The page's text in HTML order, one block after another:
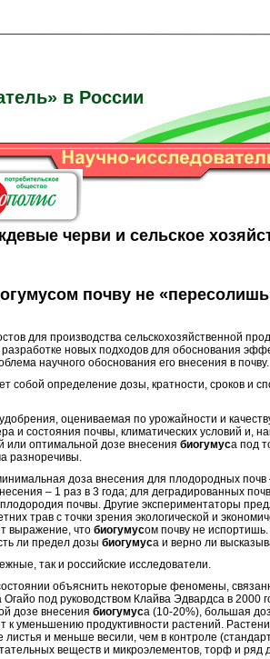
в России
черви и сельское
почву не
для производства сельскохозяйственной
новых подходов для обоснования
научного обоснования его внесения в почву.
определение дозы, кратности, сроков и
оцениваемая по урожайности и
и состояния почвы, климатических условий и,
оптимальной дозе внесения биогумуса под
разноречивы.
доза внесения для плодородных почв
– 1 раз в 3 года; для деградированных
почвы. Другие экспериментаторы
трав с точки зрения экологической и
выражение, что биогумусом почву не
ли предел дозы биогумуса и верно ли
так и российские исследователи.
объяснить некоторые феномены,
под руководством Клайва Эдвардса в 2000
дозе внесения биогумуса (10-20%), большая
к уменьшению продуктивности растений.
и меньше весили, чем в контроле
веществ и микроэлементов, торф и ряд